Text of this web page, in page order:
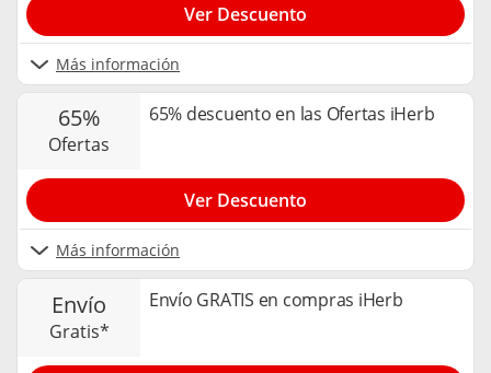
Más información
Ver Descuento
65%
ofertas
65% descuento en las Ofertas iHerb
Más información
Ver Descuento
envío
gratis*
Envío GRATIS en compras iHerb